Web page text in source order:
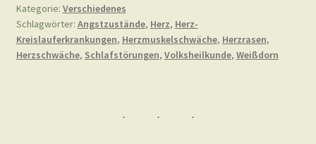
Kategorie: Verschiedenes
Schlagwörter: Angstzustände, Herz, Herz-
Kreislauferkrankungen, Herzmuskelschwäche, Herzrasen,
Herzschwäche, Schlafstörungen, Volksheilkunde, Weißdorn